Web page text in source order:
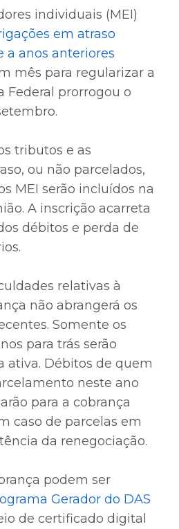
individuais (MEI)
em atraso
a anos anteriores
mês para regularizar a
Federal prorrogou o
tributos e as
ou não parcelados,
MEI serão incluídos na
A inscrição acarreta
débitos e perda de
relativas à
não abrangerá os
Somente os
para trás serão
ativa. Débitos de quem
neste ano
para a cobrança
caso de parcelas em
da renegociação.
podem ser
Gerador do DAS
de certificado digital